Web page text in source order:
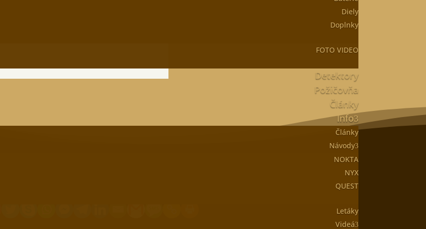
Diely
Doplnky
FOTO VIDEO
Detektory
Požičovňa
Články
Info
Články
Návody
NOKTA
NYX
QUEST
Letáky
Videá